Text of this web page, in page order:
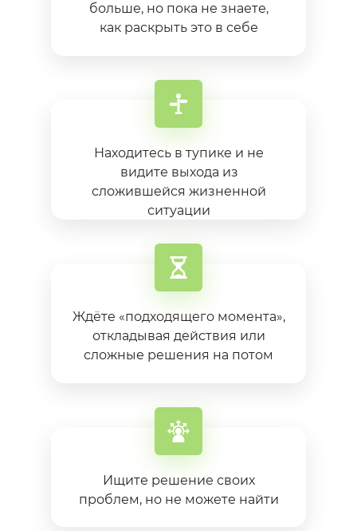
больше, но пока не знаете,
как раскрыть это в себе
Находитесь в тупике и не
видите выхода из
сложившейся жизненной
ситуации
Ищите решение своих
проблем, но не можете найти
Ждёте «подходящего момента»,
откладывая действия или
сложные решения на потом